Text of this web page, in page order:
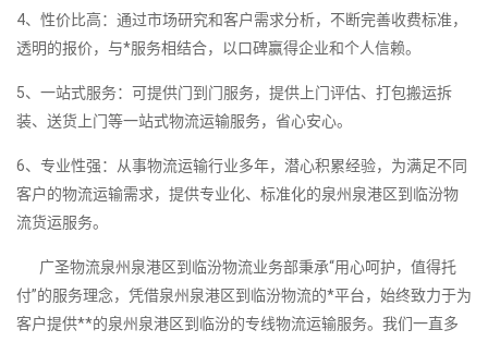
4、性价比高：通过市场研究和客户需求分析，不断完善收费标准，
透明的报价，与*服务相结合，以口碑赢得企业和个人信赖。
5、一站式服务：可提供门到门服务，提供上门评估、打包搬运拆
装、送货上门等一站式物流运输服务，省心安心。
6、专业性强：从事物流运输行业多年，潜心积累经验，为满足不同
客户的物流运输需求，提供专业化、标准化的泉州泉港区到临汾物
流货运服务。
广圣物流泉州泉港区到临汾物流业务部秉承“用心呵护，值得托
付”的服务理念，凭借泉州泉港区到临汾物流的*平台，始终致力于为
客户提供**的泉州泉港区到临汾的专线物流运输服务。我们一直多